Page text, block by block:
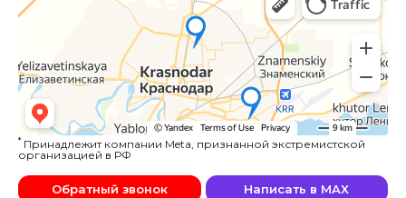
* Принадлежит компании Meta, признанной экстремистской
организацией в РФ
Обратный звонок Написать в MAX